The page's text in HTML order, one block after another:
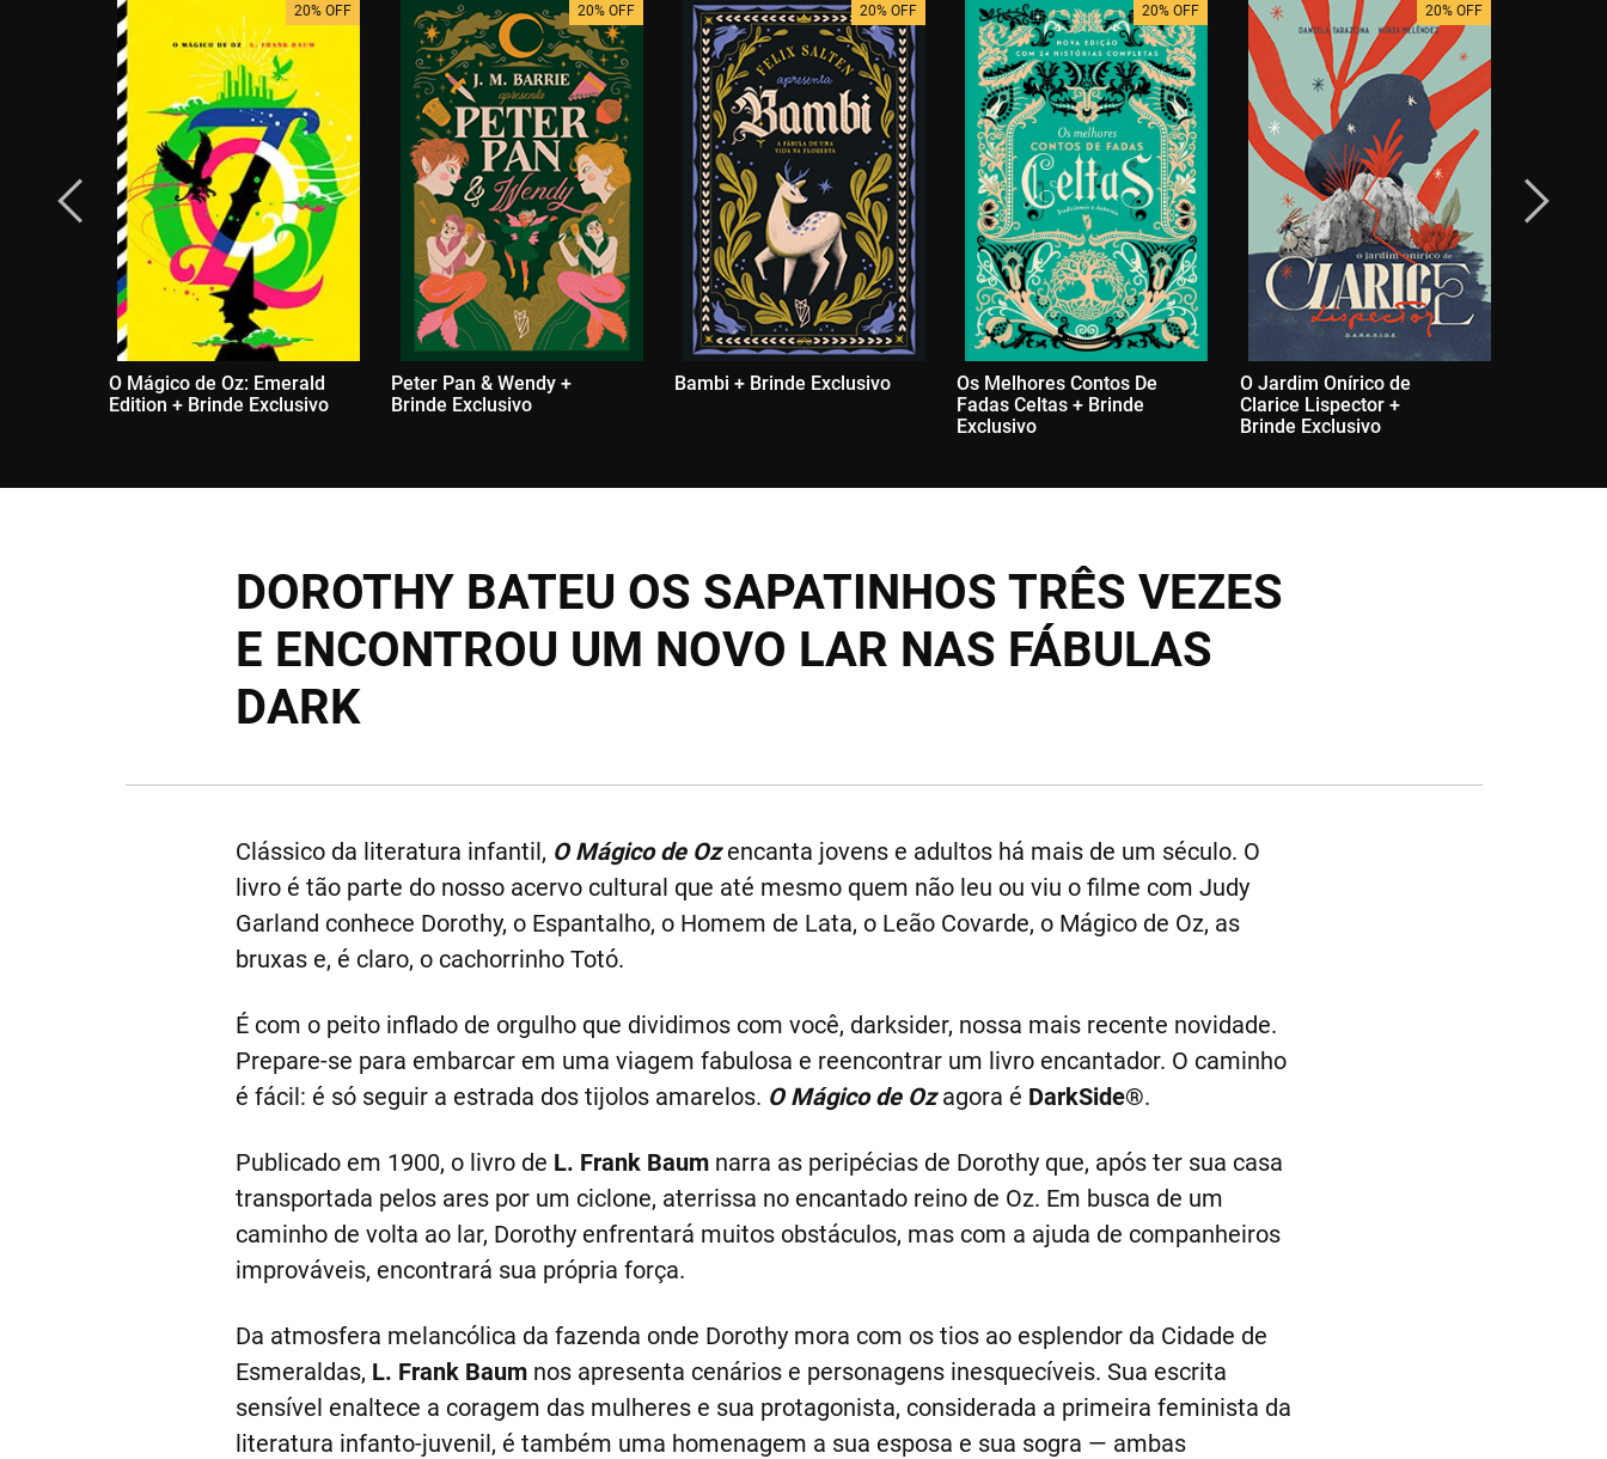
20% OFF
O Mágico de Oz: Emerald
Edition + Brinde Exclusivo
20% OFF
Peter Pan & Wendy +
Brinde Exclusivo
20% OFF
Bambi + Brinde Exclusivo
20% OFF
Os Melhores Contos De
Fadas Celtas + Brinde
Exclusivo
20% OFF
O Jardim Onírico de
Clarice Lispector +
Brinde Exclusivo
DOROTHY BATEU OS SAPATINHOS TRÊS VEZES
E ENCONTROU UM NOVO LAR NAS FÁBULAS
DARK
Clássico da literatura infantil, O Mágico de Ozencanta jovens e adultos há mais de um século. O
livro é tão parte do nosso acervo cultural que até mesmo quem não leu ou viu o filme com Judy
Garland conhece Dorothy, o Espantalho, o Homem de Lata, o Leão Covarde, o Mágico de Oz, as
bruxas e, é claro, o cachorrinho Totó.
É com o peito inflado de orgulho que dividimos com você, darksider, nossa mais recente novidade.
Prepare-se para embarcar em uma viagem fabulosa e reencontrar um livro encantador. O caminho
é fácil: é só seguir a estrada dos tijolos amarelos. O Mágico de Ozagora é DarkSide®.
Publicado em 1900, o livro de L. Frank Baumnarra as peripécias de Dorothy que, após ter sua casa
transportada pelos ares por um ciclone, aterrissa no encantado reino de Oz. Em busca de um
caminho de volta ao lar, Dorothy enfrentará muitos obstáculos, mas com a ajuda de companheiros
improváveis, encontrará sua própria força.
Da atmosfera melancólica da fazenda onde Dorothy mora com os tios ao esplendor da Cidade de
Esmeraldas, L. Frank Baumnos apresenta cenários e personagens inesquecíveis. Sua escrita
sensível enaltece a coragem das mulheres e sua protagonista, considerada a primeira feminista da
literatura infanto-juvenil, é também uma homenagem a sua esposa e sua sogra — ambas